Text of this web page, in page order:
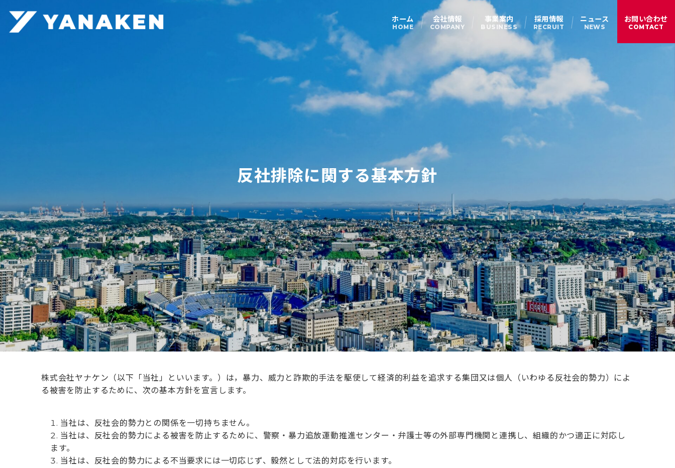
ホーム
HOME
会社情報
COMPANY
事業案内
BUSINESS
採用情報
RECRUIT
ニュース
NEWS
お問い合わせ
COMTACT
反社排除に関する基本方針
株式会社ヤナケン（以下「当社」といいます。）は，暴力、威力と詐欺的手法を駆使して経済的利益を追求する集団又は個人（いわゆる反社会的勢力）によ
る被害を防止するために、次の基本方針を宣言します。
当社は、反社会的勢力との関係を一切持ちません。
当社は、反社会的勢力による被害を防止するために、警察・暴力追放運動推進センター・弁護士等の外部専門機関と連携し、組織的かつ適正に対応し
ます。
当社は、反社会的勢力による不当要求には一切応じず、毅然として法的対応を行います。